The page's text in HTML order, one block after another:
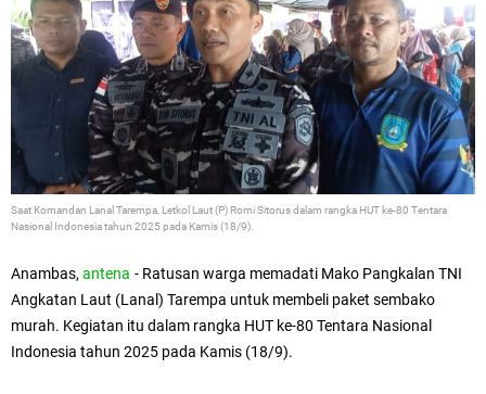
Saat Komandan Lanal Tarempa, Letkol Laut (P) Romi Sitorus dalam rangka HUT ke-80 Tentara
Nasional Indonesia tahun 2025 pada Kamis (18/9).
Anambas, antena - Ratusan warga memadati Mako Pangkalan TNI
Angkatan Laut (Lanal) Tarempa untuk membeli paket sembako
murah. Kegiatan itu dalam rangka HUT ke-80 Tentara Nasional
Indonesia tahun 2025 pada Kamis (18/9).